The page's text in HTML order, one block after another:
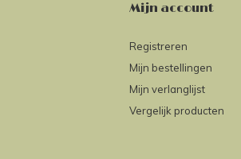
Mijn account
Registreren
Mijn bestellingen
Mijn verlanglijst
Vergelijk producten